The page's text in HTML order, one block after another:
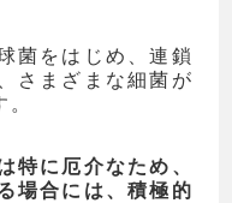
菌をはじめ、連鎖
さまざまな細菌が
特に厄介なため、
場合には、積極的